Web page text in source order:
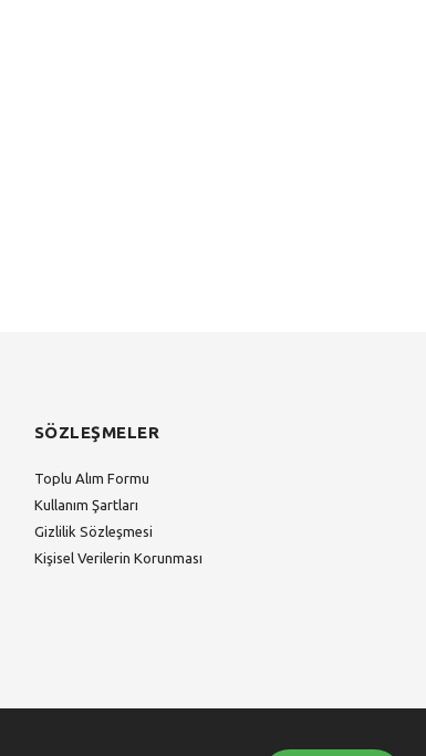
SÖZLEŞMELER
Toplu Alım Formu
Kullanım Şartları
Gizlilik Sözleşmesi
Kişisel Verilerin Korunması